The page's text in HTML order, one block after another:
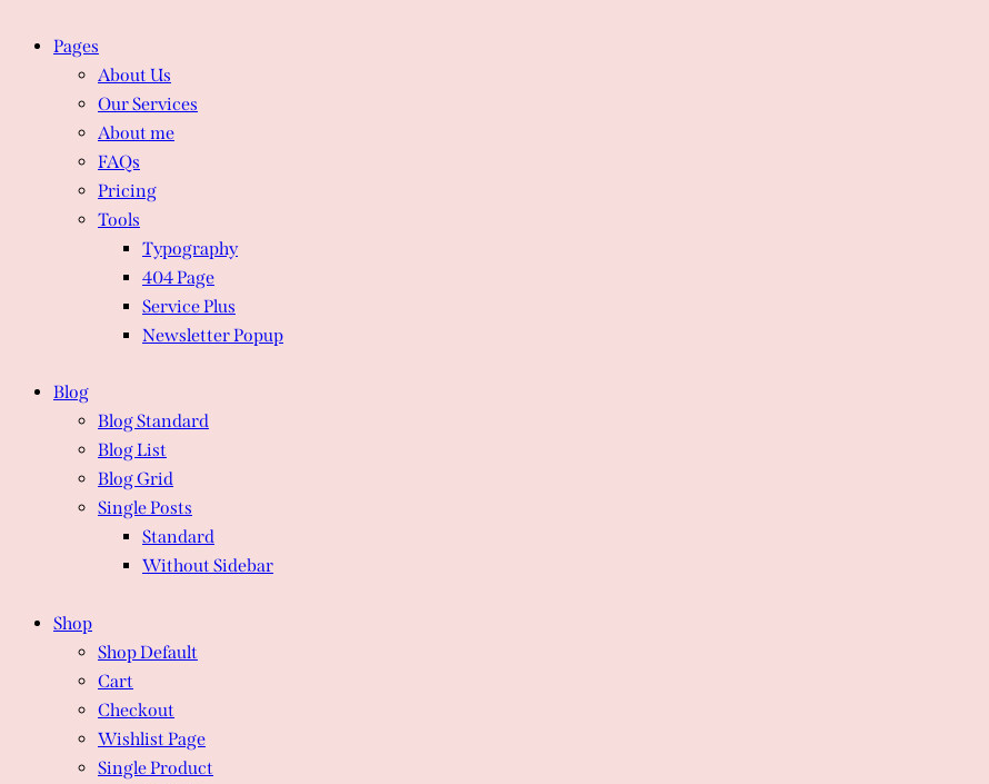
Pages
About Us
Our Services
About me
FAQs
Pricing
Tools
Typography
404 Page
Service Plus
Newsletter Popup
Blog
Blog Standard
Blog List
Blog Grid
Single Posts
Standard
Without Sidebar
Shop
Shop Default
Cart
Checkout
Wishlist Page
Single Product